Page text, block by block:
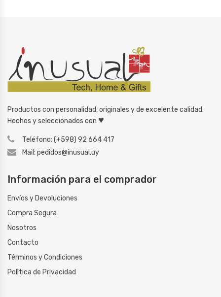
Productos con personalidad, originales y de excelente calidad.
Hechos y seleccionados con ♥
Teléfono: (+598) 92 664 417
Mail: pedidos@inusual.uy
Información para el comprador
Envíos y Devoluciones
Compra Segura
Nosotros
Contacto
Términos y Condiciones
Polìtica de Privacidad